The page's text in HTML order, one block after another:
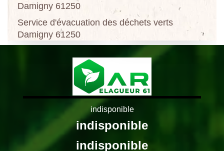
Damigny 61250
Service d'évacuation des déchets verts
Damigny 61250
indisponible
indisponible
indisponible